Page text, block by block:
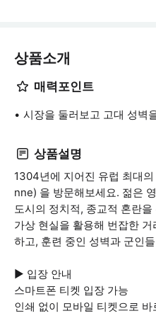
상품소개
매력포인트
시장을 둘러보고 고대 성벽
상품설명
1304년에 지어진 유럽 최대
nne) 을 방문해보세요. 젊은
도시의 정치적, 종교적 혼란을
가상 현실을 활용해 번잡한
하고, 훈련 중인 성벽과 군인
▶ 입장 안내
스마트폰 티켓 입장 가능
인쇄 없이 모바일 티켓으로